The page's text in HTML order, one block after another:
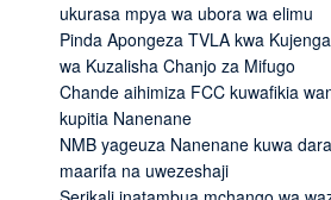
ukurasa mpya wa ubora wa elimu
Pinda Apongeza TVLA kwa
wa Kuzalisha Chanjo za Mifugo
Chande aihimiza FCC kuwafikia
kupitia Nanenane
NMB yageuza Nanenane kuwa
maarifa na uwezeshaji